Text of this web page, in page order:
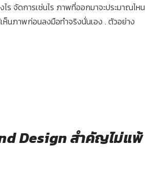
ร จัดการเช่นไร ภาพที่ออกมาจะประมาณไหน
นภาพก่อนลงมือทำจริงนั่นเอง . ตัวอย่าง
Design สำคัญไม่แพ้